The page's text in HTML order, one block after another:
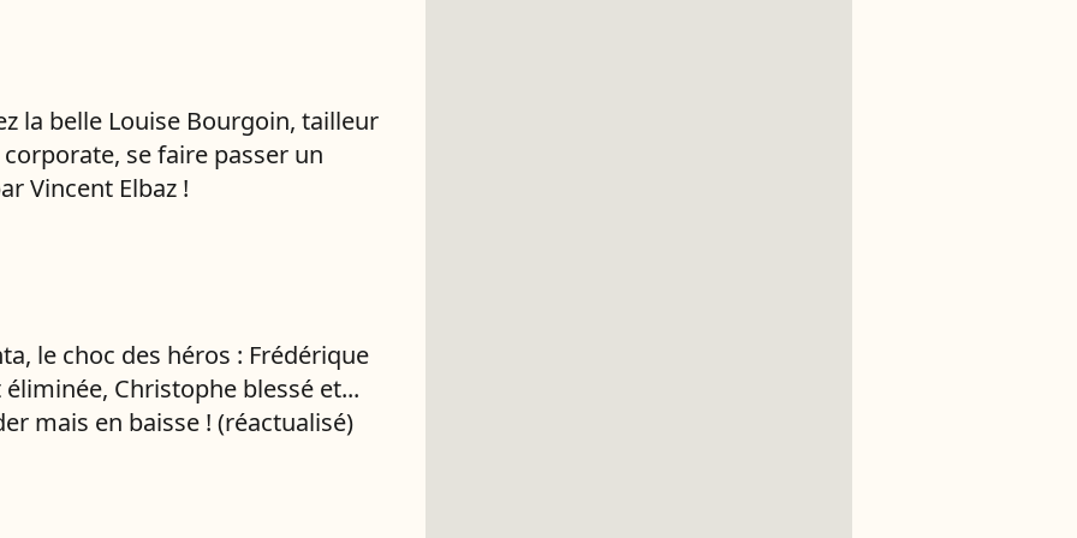
la belle Louise Bourgoin, tailleur
se faire passer un
Vincent Elbaz !
le choc des héros : Frédérique
éliminée, Christophe blessé et...
mais en baisse ! (réactualisé)